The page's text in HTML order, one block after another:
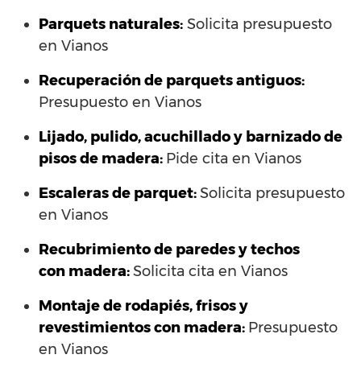
Parquets naturales: Solicita presupuesto
en Vianos
Recuperación de parquets antiguos:
Presupuesto en Vianos
Lijado, pulido, acuchillado y barnizado de
pisos de madera: Pide cita en Vianos
Escaleras de parquet:Solicita presupuesto
en Vianos
Recubrimiento de paredes y techos
con madera:Solicita cita en Vianos
Montaje de rodapiés, frisos y
revestimientos con madera: Presupuesto
en Vianos